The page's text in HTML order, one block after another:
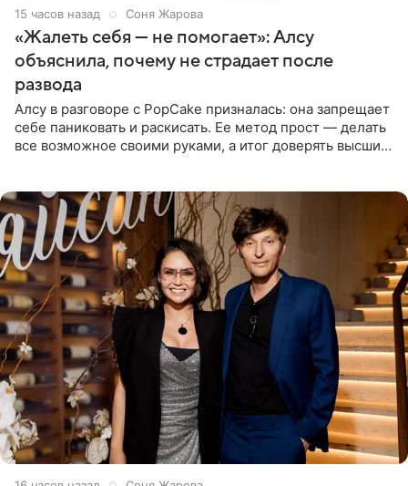
15 часов назад Соня Жарова
«Жалеть себя — не помогает»: Алсу
объяснила, почему не страдает после
развода
Алсу в разговоре с PopCake призналась: она запрещает
себе паниковать и раскисать. Ее метод прост — делать
все возможное своими руками, а итог доверять высшим